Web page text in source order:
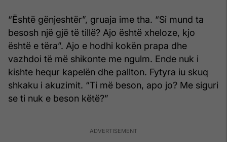
“Është gënjeshtër”, gruaja ime tha. “Si mund ta
besosh një gjë të tillë? Ajo është xheloze, kjo
është e tëra”. Ajo e hodhi kokën prapa dhe
vazhdoi të më shikonte me ngulm. Ende nuk i
kishte hequr kapelën dhe pallton. Fytyra iu skuq
shkaku i akuzimit. “Ti më beson, apo jo? Me siguri
se ti nuk e beson këtë?”